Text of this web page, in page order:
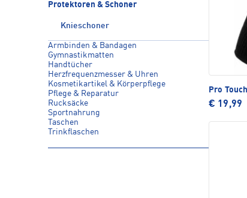
Protektoren & Schoner
Knieschoner
Armbinden & Bandagen
Gymnastikmatten
Handtücher
Herzfrequenzmesser & Uhren
Kosmetikartikel & Körperpflege
Pflege & Reparatur
Rucksäcke
Sportnahrung
Taschen
Trinkflaschen
Pro Touch
€ 19,99